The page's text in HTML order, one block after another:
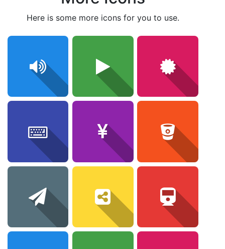
here is some more icons for you to use.